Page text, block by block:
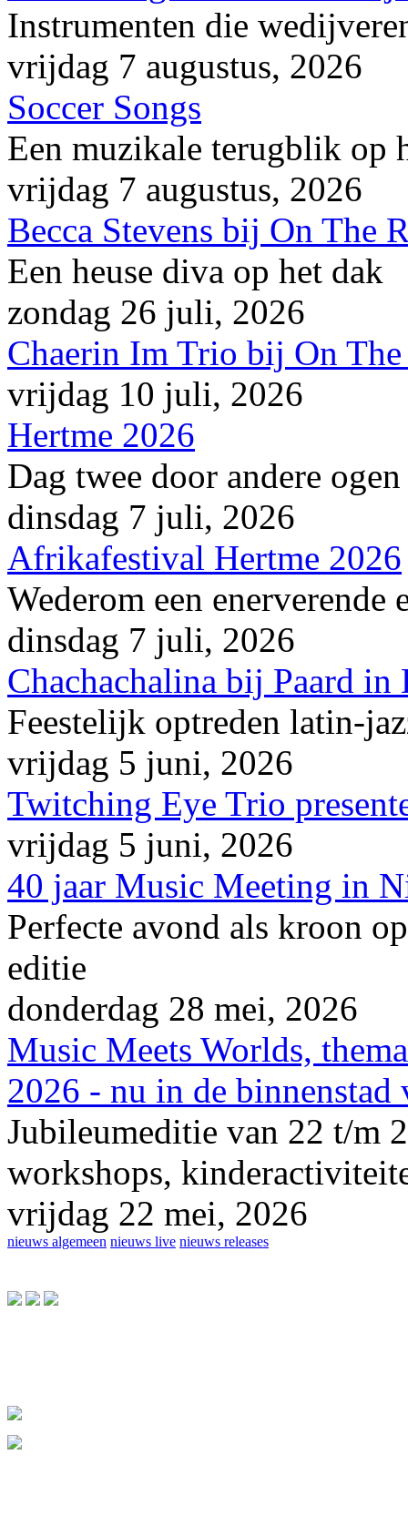
Instrumenten die
vrijdag 7 augustus, 2026
Soccer Songs
Een muzikale terugblik op
vrijdag 7 augustus, 2026
Becca Stevens bij On The
Een heuse diva op het dak
zondag 26 juli, 2026
Chaerin Im Trio bij On
vrijdag 10 juli, 2026
Hertme 2026
Dag twee door andere
dinsdag 7 juli, 2026
Afrikafestival Hertme 2026
Wederom een enerverende
dinsdag 7 juli, 2026
Chachachalina bij Paard in
Feestelijk optreden latin-
vrijdag 5 juni, 2026
Twitching Eye Trio
vrijdag 5 juni, 2026
40 jaar Music Meeting in
Perfecte avond als kroon
editie
donderdag 28 mei, 2026
Music Meets Worlds,
2026 - nu in de binnenstad
Jubileumeditie van 22 t/m
workshops,
vrijdag 22 mei, 2026
nieuws algemeen nieuws live nieuws releases